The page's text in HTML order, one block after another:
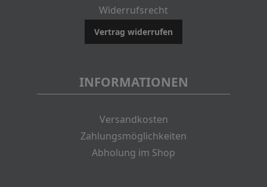
Widerrufsrecht
Vertrag widerrufen
INFORMATIONEN
Versandkosten
Zahlungsmöglichkeiten
Abholung im Shop